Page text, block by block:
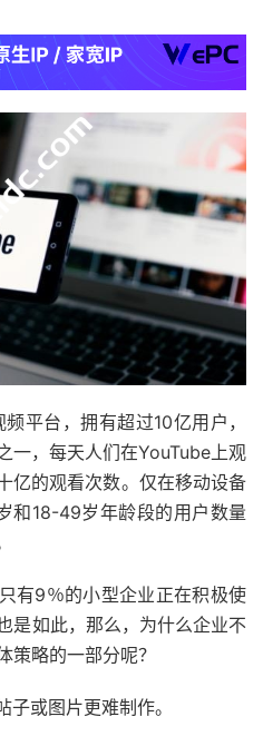
平台，拥有超过10亿用户，
一，每天人们在YouTube上观
亿的观看次数。仅在移动设备
和18-49岁年龄段的用户数量
有9％的小型企业正在积极使
是如此，那么，为什么企业不
策略的一部分呢？
或图片更难制作。